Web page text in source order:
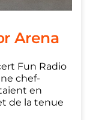
Arena
Fun Radio
chef-
en
de la tenue